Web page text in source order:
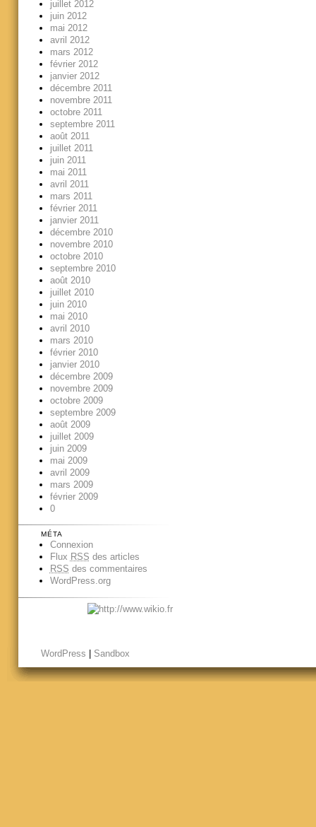
juillet 2012
juin 2012
mai 2012
avril 2012
mars 2012
février 2012
janvier 2012
décembre 2011
novembre 2011
octobre 2011
septembre 2011
août 2011
juillet 2011
juin 2011
mai 2011
avril 2011
mars 2011
février 2011
janvier 2011
décembre 2010
novembre 2010
octobre 2010
septembre 2010
août 2010
juillet 2010
juin 2010
mai 2010
avril 2010
mars 2010
février 2010
janvier 2010
décembre 2009
novembre 2009
octobre 2009
septembre 2009
août 2009
juillet 2009
juin 2009
mai 2009
avril 2009
mars 2009
février 2009
0
MÉTA
Connexion
Flux RSS des articles
RSS des commentaires
WordPress.org
WordPress Sandbox